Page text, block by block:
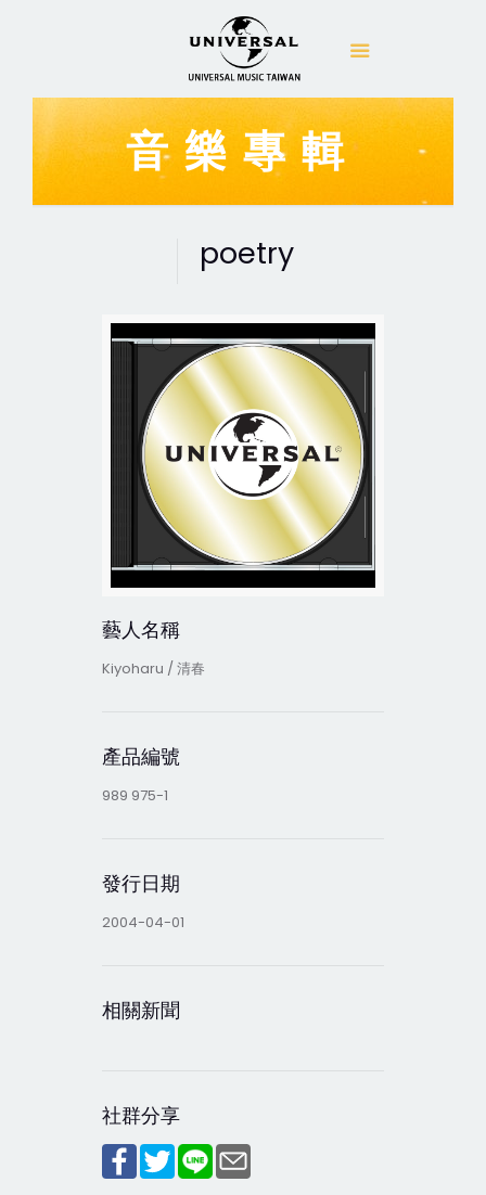
音樂專輯
poetry
藝人名稱
Kiyoharu / 清春
產品編號
989 975-1
發行日期
2004-04-01
相關新聞
社群分享